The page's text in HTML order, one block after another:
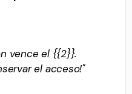
vence el {{2}}.
el acceso!"